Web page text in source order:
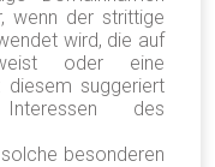
wenn der strittige
wird, die auf
oder eine
suggeriert
des
besonderen